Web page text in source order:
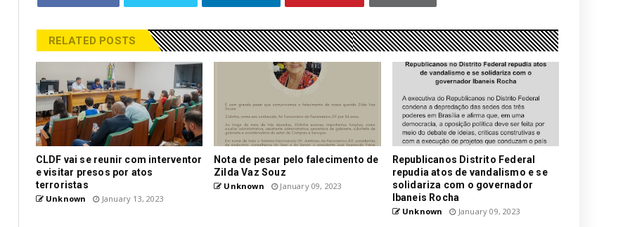
RELATED POSTS
CLDF vai se reunir com interventor
e visitar presos por atos
terroristas
Unknown January 13, 2023
Nota de pesar pelo falecimento de
Zilda Vaz Souz
Unknown January 09, 2023
Republicanos Distrito Federal
repudia atos de vandalismo e se
solidariza com o governador
Ibaneis Rocha
Unknown January 09, 2023